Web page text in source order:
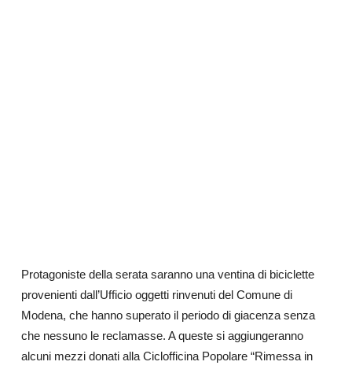
Protagoniste della serata saranno una ventina di biciclette
provenienti dall’Ufficio oggetti rinvenuti del Comune di
Modena, che hanno superato il periodo di giacenza senza
che nessuno le reclamasse. A queste si aggiungeranno
alcuni mezzi donati alla Ciclofficina Popolare “Rimessa in